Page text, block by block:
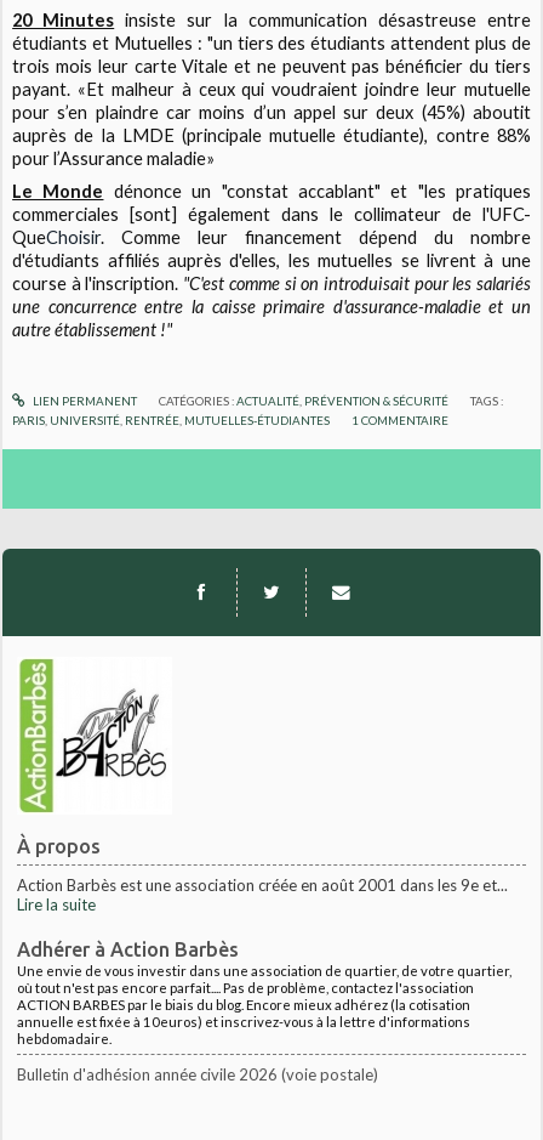
À propos
Action Barbès est une association créée en août 2001 dans les 9e et...
Lire la suite
Adhérer à Action Barbès
Une envie de vous investir dans une association de quartier, de votre quartier,
où tout n'est pas encore parfait.... Pas de problème, contactez l'association
ACTION BARBES par le biais du blog. Encore mieux adhérez (la cotisation
annuelle est fixée à 10euros) et inscrivez-vous à la lettre d'informations
hebdomadaire.
Bulletin d'adhésion année civile 2026 (voie postale)
20 Minutes insiste sur la communication désastreuse entre
étudiants et Mutuelles : "un tiers des étudiants attendent plus de
trois mois leur carte Vitale et ne peuvent pas bénéficier du tiers
payant. «Et malheur à ceux qui voudraient joindre leur mutuelle
pour s’en plaindre car moins d’un appel sur deux (45%) aboutit
auprès de la LMDE (principale mutuelle étudiante), contre 88%
pour l’Assurance maladie»
Le Monde dénonce un "constat accablant" et "les pratiques
commerciales [sont] également dans le collimateur de l'UFC-
QueChoisir. Comme leur financement dépend du nombre
d'étudiants affiliés auprès d'elles, les mutuelles se livrent à une
course à l'inscription. "C'est comme si on introduisait pour les salariés
une concurrence entre la caisse primaire d'assurance-maladie et un
autre établissement !"
LIEN PERMANENT CATÉGORIES :ACTUALITÉ, PRÉVENTION & SÉCURITÉ
TAGS :
PARIS UNIVERSITÉ RENTRÉE MUTUELLES-ÉTUDIANTES 1 COMMENTAIRE